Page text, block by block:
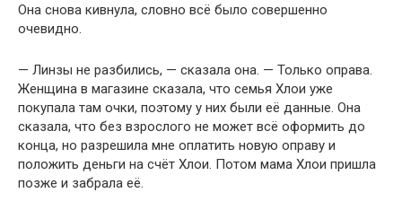
Она снова кивнула, словно всё было совершенно
очевидно.
— Линзы не разбились, — сказала она. — Только оправа.
Женщина в магазине сказала, что семья Хлои уже
покупала там очки, поэтому у них были её данные. Она
сказала, что без взрослого не может всё оформить до
конца, но разрешила мне оплатить новую оправу и
положить деньги на счёт Хлои. Потом мама Хлои пришла
позже и забрала её.